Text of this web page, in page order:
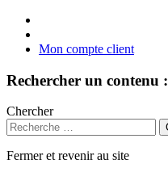
Mon compte client
Rechercher un contenu :
Chercher
Fermer et revenir au site